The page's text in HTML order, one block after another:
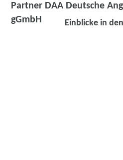
Partner DAA Deutsche
gGmbH
Einblicke in